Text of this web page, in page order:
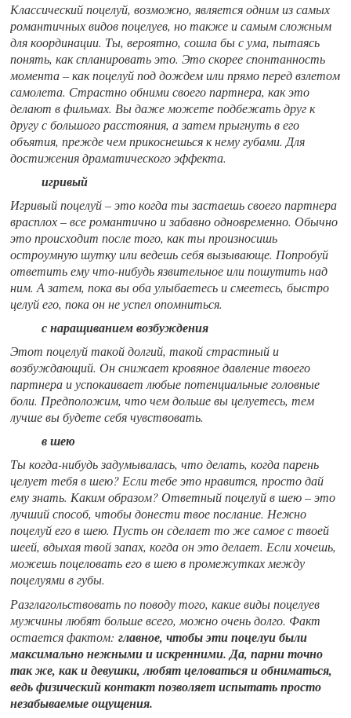
Классический поцелуй, возможно, является одним из самых
романтичных видов поцелуев, но также и самым сложным
для координации. Ты, вероятно, сошла бы с ума, пытаясь
понять, как спланировать это. Это скорее спонтанность
момента – как поцелуй под дождем или прямо перед взлетом
самолета. Страстно обними своего партнера, как это
делают в фильмах. Вы даже можете подбежать друг к
другу с большого расстояния, а затем прыгнуть в его
объятия, прежде чем прикоснешься к нему губами. Для
достижения драматического эффекта.
игривый
Игривый поцелуй – это когда ты застаешь своего партнера
врасплох – все романтично и забавно одновременно. Обычно
это происходит после того, как ты произносишь
остроумную шутку или ведешь себя вызывающе. Попробуй
ответить ему что-нибудь язвительное или пошутить над
ним. А затем, пока вы оба улыбаетесь и смеетесь, быстро
целуй его, пока он не успел опомниться.
с наращиванием возбуждения
Этот поцелуй такой долгий, такой страстный и
возбуждающий. Он снижает кровяное давление твоего
партнера и успокаивает любые потенциальные головные
боли. Предположим, что чем дольше вы целуетесь, тем
лучше вы будете себя чувствовать.
в шею
Ты когда-нибудь задумывалась, что делать, когда парень
целует тебя в шею? Если тебе это нравится, просто дай
ему знать. Каким образом? Ответный поцелуй в шею – это
лучший способ, чтобы донести твое послание. Нежно
поцелуй его в шею. Пусть он сделает то же самое с твоей
шеей, вдыхая твой запах, когда он это делает. Если хочешь,
можешь поцеловать его в шею в промежутках между
поцелуями в губы.
Разглагольствовать по поводу того, какие виды поцелуев
мужчины любят больше всего, можно очень долго. Факт
остается фактом: главное, чтобы эти поцелуи были
максимально нежными и искренними. Да, парни точно
так же, как и девушки, любят целоваться и обниматься,
ведь физический контакт позволяет испытать просто
незабываемые ощущения.